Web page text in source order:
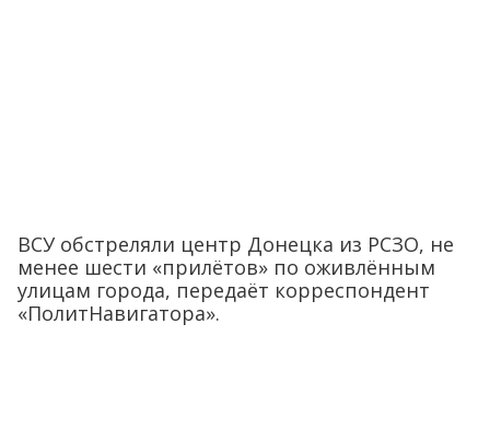
ВСУ обстреляли центр Донецка из РСЗО, не
менее шести «прилётов» по оживлённым
улицам города, передаёт корреспондент
«ПолитНавигатора».